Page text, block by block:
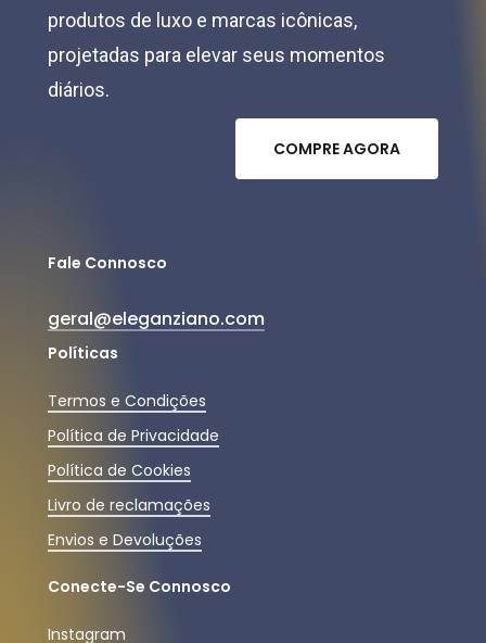
produtos de luxo e marcas icônicas,
projetadas para elevar seus momentos
diários.
COMPREAGORA
Fale Connosco
geral@eleganziano.com
Políticas
Termos e Condições
Política de Privacidade
Política de Cookies
Livro de reclamações
Envios e Devoluções
Conecte-Se Connosco
Instagram